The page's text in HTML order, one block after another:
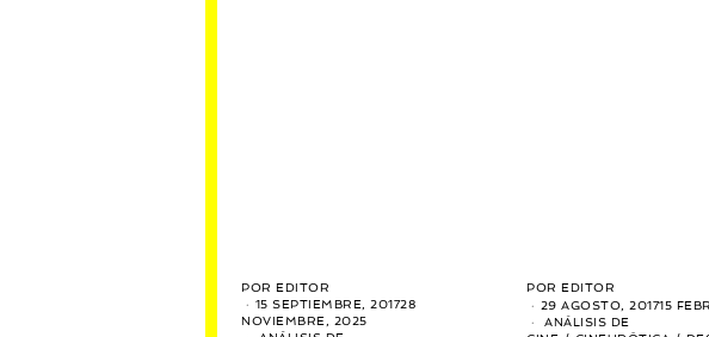
POR EDITOR
15 SEPTIEMBRE, 201728
NOVIEMBRE, 2025
POR EDITOR
29 AGOSTO, 201715
ANÁLISIS DE